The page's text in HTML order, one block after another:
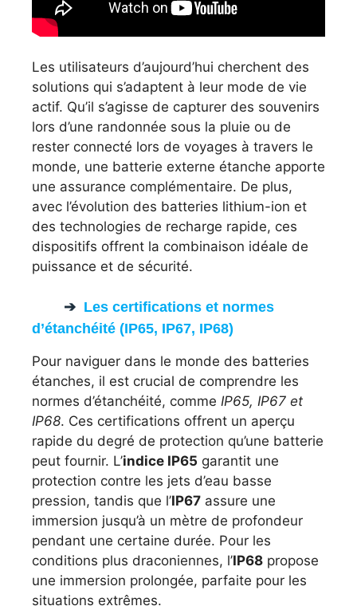
Les utilisateurs d’aujourd’hui cherchent des
solutions qui s’adaptent à leur mode de vie
actif. Qu’il s’agisse de capturer des souvenirs
lors d’une randonnée sous la pluie ou de
rester connecté lors de voyages à travers le
monde, une batterie externe étanche apporte
une assurance complémentaire. De plus,
avec l’évolution des batteries lithium-ion et
des technologies de recharge rapide, ces
dispositifs offrent la combinaison idéale de
puissance et de sécurité.
Les certifications et normes
d’étanchéité (IP65, IP67, IP68)
Pour naviguer dans le monde des batteries
étanches, il est crucial de comprendre les
normes d’étanchéité, comme IP65, IP67 et
IP68. Ces certifications offrent un aperçu
rapide du degré de protection qu’une batterie
peut fournir. L’indice IP65 garantit une
protection contre les jets d’eau basse
pression, tandis que l’IP67 assure une
immersion jusqu’à un mètre de profondeur
pendant une certaine durée. Pour les
conditions plus draconiennes, l’IP68 propose
une immersion prolongée, parfaite pour les
situations extrêmes.